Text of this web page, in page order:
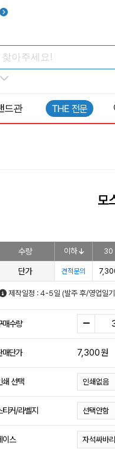
드관 THE 전문
모
수량 이하 30
단가 견적문의
제작일정 : 4-5일 (발주 후/영업일
매수량
매단가 7,300원
쇄 선택
티커/라벨지
이스